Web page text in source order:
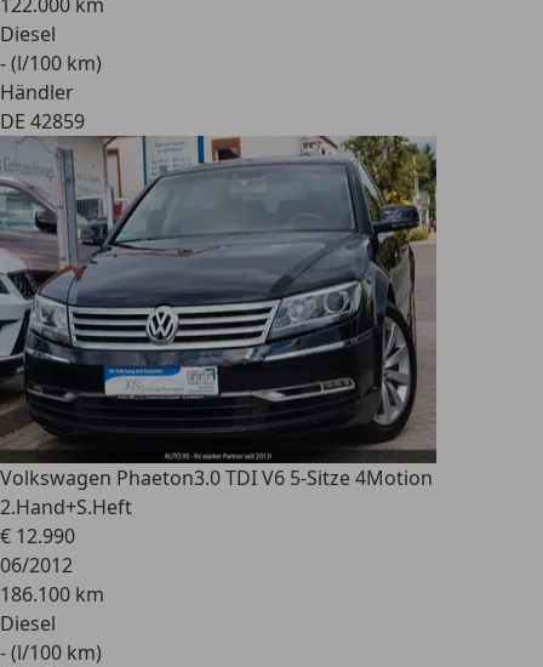
Diesel
- (l/100 km)
Händler
DE 42859
Volkswagen Phaeton3.0 TDI V6 5-Sitze 4Motion
2.Hand+S.Heft
€ 12.990
06/2012
186.100 km
Diesel
- (l/100 km)